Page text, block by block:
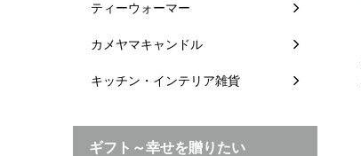
ティーウォーマー
カメヤマキャンドル
キッチン・インテリア雑貨
ギフト～幸せを贈りたい